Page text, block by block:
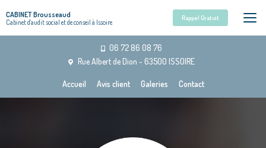
au
contenu
principal
06 72 86 08 76
Rue Albert de Dion - 63500 ISSOIRE
Accueil
Avis client Galeries Contact
CABINET Brousseaud
Cabinet d'audit social et de conseil à Issoire Rappel Gratuit